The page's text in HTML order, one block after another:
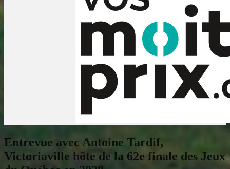
Entrevue avec Antoine Tardif,
Victoriaville hôte de la 62e finale des Jeux